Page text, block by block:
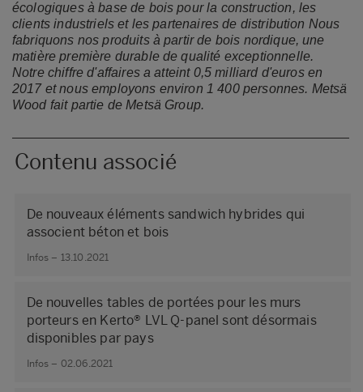
écologiques à base de bois pour la construction, les
clients industriels et les partenaires de distribution Nous
fabriquons nos produits à partir de bois nordique, une
matière première durable de qualité exceptionnelle.
Notre chiffre d'affaires a atteint 0,5 milliard d'euros en
2017 et nous employons environ 1 400 personnes. Metsä
Wood fait partie de Metsä Group.
Contenu associé
De nouveaux éléments sandwich hybrides qui
associent béton et bois
Infos – 13.10.2021
De nouvelles tables de portées pour les murs
porteurs en Kerto® LVL Q-panel sont désormais
disponibles par pays
Infos – 02.06.2021